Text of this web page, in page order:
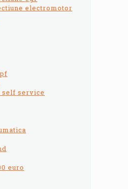
electromotor
self service
euro